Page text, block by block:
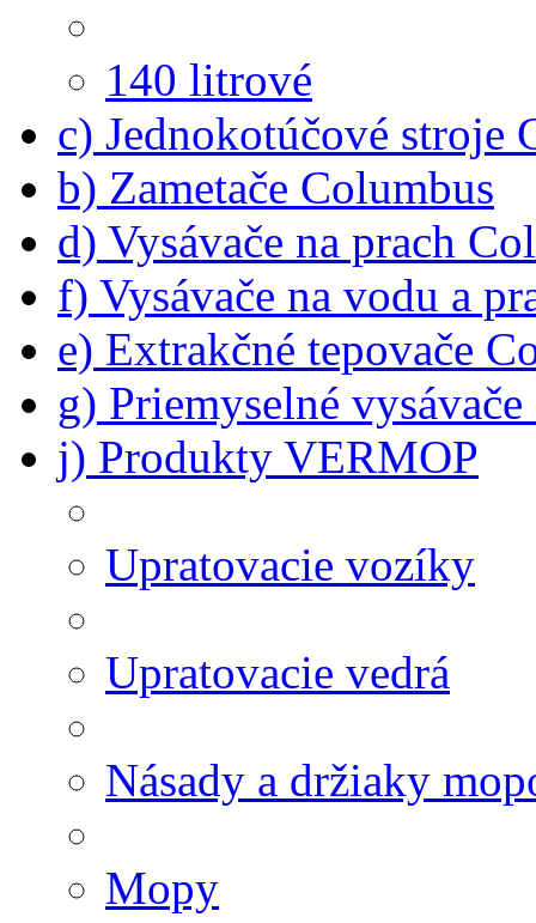
140 litrové
c) Jednokotúčové stroje
b) Zametače Columbus
d) Vysávače na prach
f) Vysávače na vodu a
e) Extrakčné tepovače
g) Priemyselné
j) Produkty VERMOP
Upratovacie vozíky
Upratovacie vedrá
Násady a držiaky
Mopy